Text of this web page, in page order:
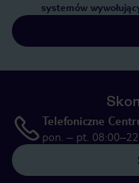
systemów
Telefoniczne
pon. – pt.